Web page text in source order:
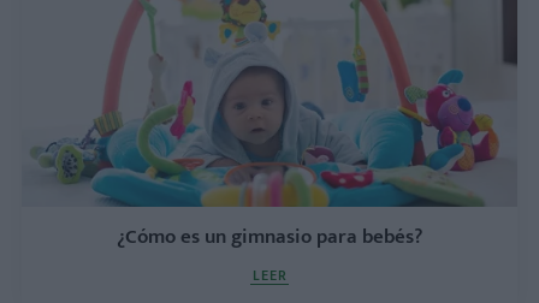
¿Cómo es un gimnasio para bebés?
LEER